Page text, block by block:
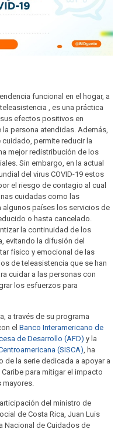
funcional en el hogar, a
, es una práctica
efectos positivos en
persona atendidas. Además,
permite reducir la
mejor redistribución de los
Sin embargo, en la actual
del virus COVID-19 estos
el riesgo de contagio al cual
cuidadas como las
algunos países los servicios de
o hasta cancelado.
la continuidad de los
evitando la difusión del
físico y emocional de las
de teleasistencia que se han
cuidar a las personas con
los esfuerzos para
a través de su programa
el Banco Interamericano de
de Desarrollo (AFD) y la
(SISCA), ha
la serie dedicada a apoyar a
para mitigar el impacto
mayores.
del ministro de
de Costa Rica, Juan Luis
Nacional de Cuidados de